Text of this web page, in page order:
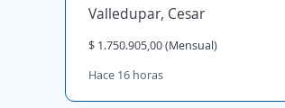
Valledupar, Cesar
$ 1.750.905,00 (Mensual)
Hace 16 horas